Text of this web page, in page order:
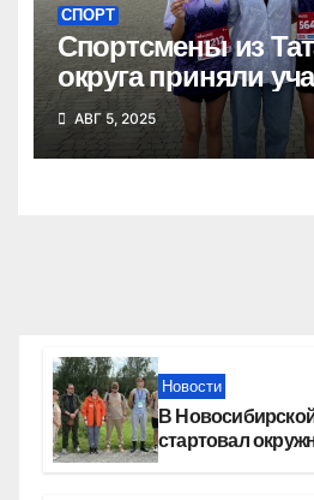
СПОРТ
Спортсмены из
округа приняли
Сибирском
АВГ 5, 2025
Новости
В
стартовал